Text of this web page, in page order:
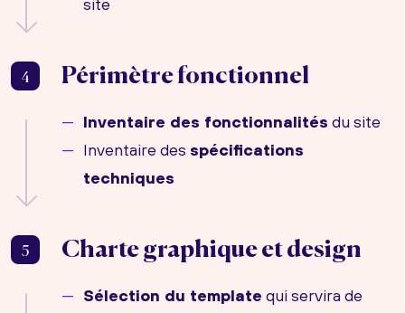
site
4 Périmètre fonctionnel
Inventaire des fonctionnalités du site
Inventaire des spécifications
techniques
5 Charte graphique et design
Sélection du template qui servira de